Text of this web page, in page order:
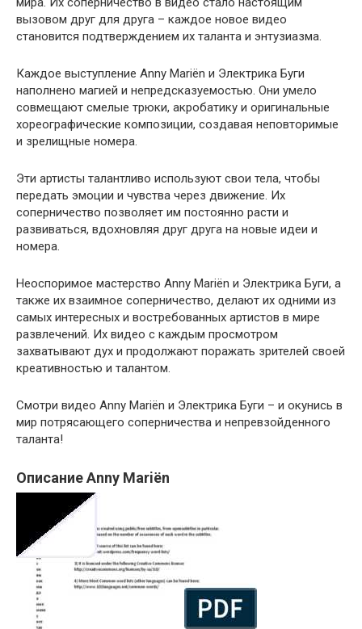
вызовом друг для друга – каждое новое видео
становится подтверждением их таланта и энтузиазма.
Каждое выступление Anny Mariën и Электрика Буги
наполнено магией и непредсказуемостью. Они умело
совмещают смелые трюки, акробатику и оригинальные
хореографические композиции, создавая неповторимые
и зрелищные номера.
Эти артисты талантливо используют свои тела, чтобы
передать эмоции и чувства через движение. Их
соперничество позволяет им постоянно расти и
развиваться, вдохновляя друг друга на новые идеи и
номера.
Неоспоримое мастерство Anny Mariën и Электрика Буги, а
также их взаимное соперничество, делают их одними из
самых интересных и востребованных артистов в мире
развлечений. Их видео с каждым просмотром
захватывают дух и продолжают поражать зрителей своей
креативностью и талантом.
Смотри видео Anny Mariën и Электрика Буги – и окунись в
мир потрясающего соперничества и непревзойденного
таланта!
Описание Anny Mariën